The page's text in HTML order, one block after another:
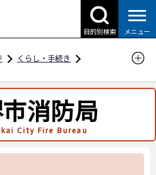
目的別検索 メニュー
くらし・手続き
あなたの街の消防署
消防局
City Fire Bureau